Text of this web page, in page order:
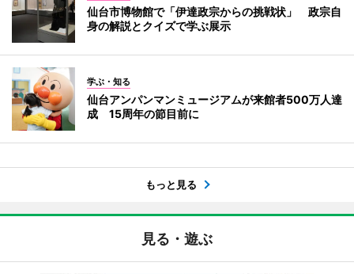
仙台市博物館で「伊達政宗からの挑戦状」 政宗自
身の解説とクイズで学ぶ展示
学ぶ・知る
仙台アンパンマンミュージアムが来館者500万人達
成 15周年の節目前に
もっと見る
見る・遊ぶ